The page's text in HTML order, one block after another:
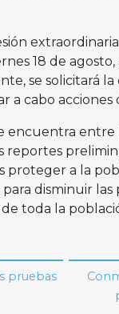
18 de
se solicitará
a cabo acciones
encuentra
proteger a la
disminuir
toda la
pruebas